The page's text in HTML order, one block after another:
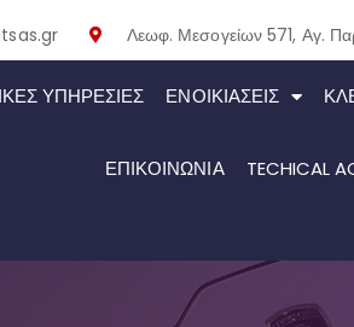
Λεωφ. Μεσογείων 571, Αγ.
ΥΠΗΡΕΣΙΕΣ ΕΝΟΙΚΙΆΣΕΙΣ
ΕΠΙΚΟΙΝΩΝΙΑ TECHICAL